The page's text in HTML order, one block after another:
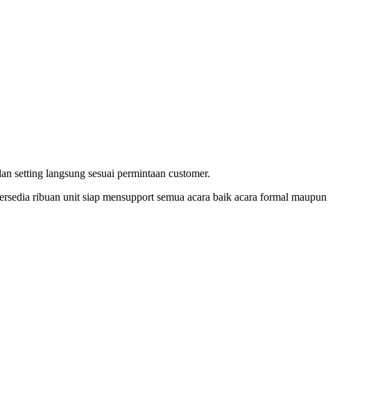
setting langsung sesuai permintaan customer.
ribuan unit siap mensupport semua acara baik acara formal maupun